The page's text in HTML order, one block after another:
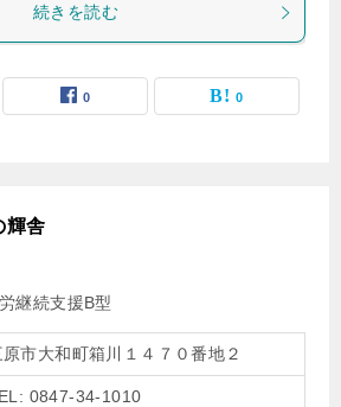
続きを読む
0 0
輝舎
継続支援B型
原市大和町箱川１４７０番地２
0847-34-1010